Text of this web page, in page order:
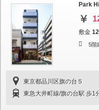
Park
敷金
5階
東京都品川区旗の台５
東急大井町線/旗の台駅 歩1